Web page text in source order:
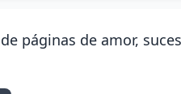
páginas de amor,